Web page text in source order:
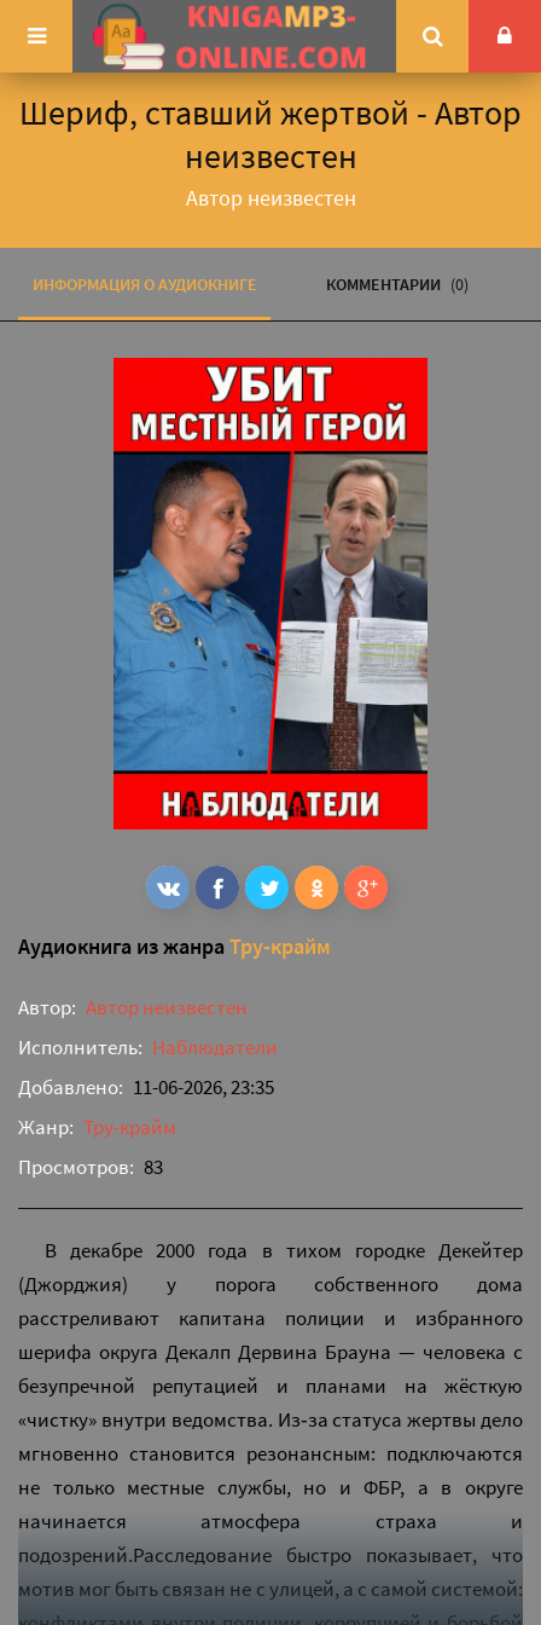
Шериф, ставший жертвой - Автор
неизвестен
Автор неизвестен
ИНФОРМАЦИЯ О АУДИОКНИГЕ КОММЕНТАРИИ (0)
Аудиокнига из жанра Тру-крайм
Автор: Автор неизвестен
Исполнитель: Наблюдатели
Добавлено: 11-06-2026, 23:35
Жанр: Тру-крайм
Просмотров: 83
В декабре 2000 года в тихом городке Декейтер
(Джорджия) у порога собственного дома
расстреливают капитана полиции и избранного
шерифа округа Декалп Дервина Брауна — человека с
безупречной репутацией и планами на жёсткую
«чистку» внутри ведомства. Из‑за статуса жертвы дело
мгновенно становится резонансным: подключаются
не только местные службы, но и ФБР, а в округе
начинается атмосфера страха и
подозрений.Расследование быстро показывает, что
мотив мог быть связан не с улицей, а с самой системой: